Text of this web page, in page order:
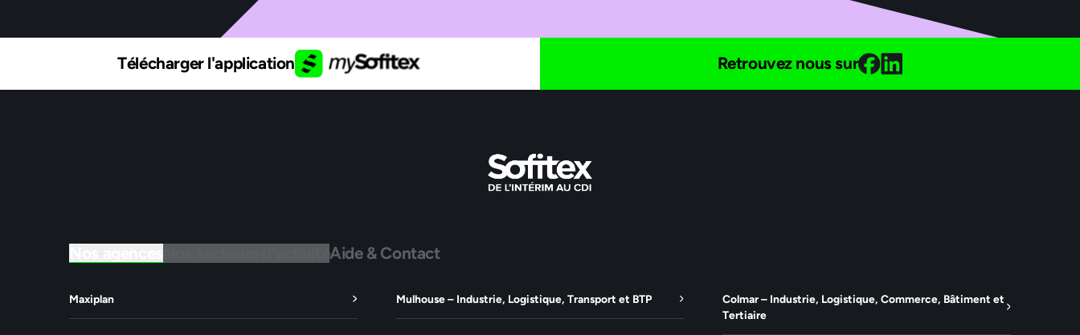
Télécharger l'application Retrouvez nous sur
Nos secteurs d'activitéAide & Contact
Maxiplan Mulhouse – Industrie, Logistique, Transport et BTP
Colmar – Industrie, Logistique, Commerce, Bâtiment et
Tertiaire